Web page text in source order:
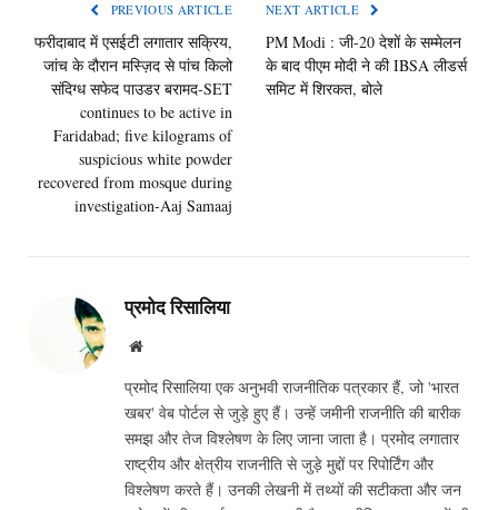
PREVIOUS ARTICLE
फरीदाबाद में एसईटी लगातार सक्रिय,
जांच के दौरान मस्ज़िद से पांच किलो
संदिग्ध सफेद पाउडर बरामद-SET
continues to be active in
Faridabad; five kilograms of
suspicious white powder
recovered from mosque during
investigation-Aaj Samaaj
NEXT ARTICLE
PM Modi : जी-20 देशों के सम्मेलन
के बाद पीएम मोदी ने की IBSA लीडर्स
समिट में शिरकत, बोले
प्रमोद रिसालिया
Website
प्रमोद रिसालिया एक अनुभवी राजनीतिक पत्रकार हैं, जो 'भारत
खबर' वेब पोर्टल से जुड़े हुए हैं। उन्हें जमीनी राजनीति की बारीक
समझ और तेज विश्लेषण के लिए जाना जाता है। प्रमोद लगातार
राष्ट्रीय और क्षेत्रीय राजनीति से जुड़े मुद्दों पर रिपोर्टिंग और
विश्लेषण करते हैं। उनकी लेखनी में तथ्यों की सटीकता और जन